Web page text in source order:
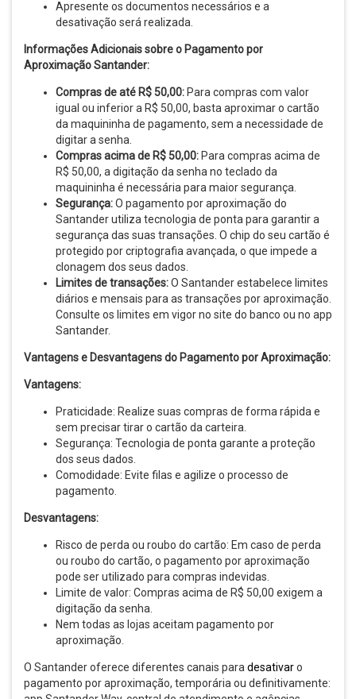
Apresente os documentos necessários e a
desativação será realizada.
Informações Adicionais sobre o Pagamento por
Aproximação Santander:
Compras de até R$ 50,00: Para compras com valor
igual ou inferior a R$ 50,00, basta aproximar o cartão
da maquininha de pagamento, sem a necessidade de
digitar a senha.
Compras acima de R$ 50,00: Para compras acima de
R$ 50,00, a digitação da senha no teclado da
maquininha é necessária para maior segurança.
Segurança:O pagamento por aproximação do
Santander utiliza tecnologia de ponta para garantir a
segurança das suas transações. O chip do seu cartão é
protegido por criptografia avançada, o que impede a
clonagem dos seus dados.
Limites de transações:O Santander estabelece limites
diários e mensais para as transações por aproximação.
Consulte os limites em vigor no site do banco ou no app
Santander.
Vantagens e Desvantagens do Pagamento por Aproximação:
Vantagens:
Praticidade: Realize suas compras de forma rápida e
sem precisar tirar o cartão da carteira.
Segurança: Tecnologia de ponta garante a proteção
dos seus dados.
Comodidade: Evite filas e agilize o processo de
pagamento.
Desvantagens:
Risco de perda ou roubo do cartão: Em caso de perda
ou roubo do cartão, o pagamento por aproximação
pode ser utilizado para compras indevidas.
Limite de valor: Compras acima de R$ 50,00 exigem a
digitação da senha.
Nem todas as lojas aceitam pagamento por
aproximação.
O Santander oferece diferentes canais para desativaro
pagamento por aproximação, temporária ou definitivamente: